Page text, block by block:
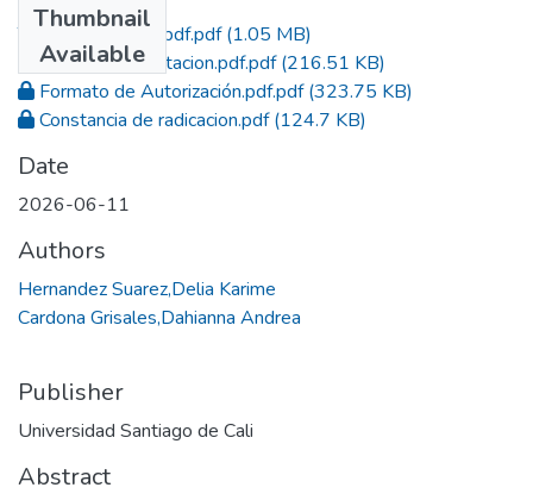
Thumbnail
Available
Trabajo de Grado.pdf.pdf(1.05 MB)
Acta de sustentacion.pdf.pdf(216.51 KB)
Formato de Autorización.pdf.pdf(323.75 KB)
Constancia de radicacion.pdf(124.7 KB)
Date
2026-06-11
Authors
Hernandez Suarez,Delia Karime
Cardona Grisales,Dahianna Andrea
Publisher
Universidad Santiago de Cali
Abstract